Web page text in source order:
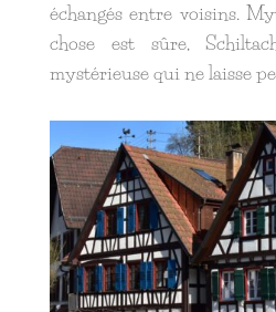
échangés entre voisins.
chose est sûre,
mystérieuse qui ne laisse